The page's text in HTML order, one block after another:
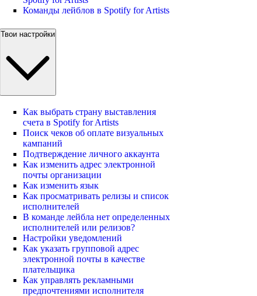
Команды лейблов в Spotify for Artists
Твои настройки
Как выбрать страну выставления
счета в Spotify for Artists
Поиск чеков об оплате визуальных
кампаний
Подтверждение личного аккаунта
Как изменить адрес электронной
почты организации
Как изменить язык
Как просматривать релизы и список
исполнителей
В команде лейбла нет определенных
исполнителей или релизов?
Настройки уведомлений
Как указать групповой адрес
электронной почты в качестве
плательщика
Как управлять рекламными
предпочтениями исполнителя